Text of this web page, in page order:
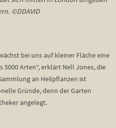
©DDAVID
bei uns auf kleiner Fläche eine
5000 Arten“, erklärt Nell Jones, die
an Heilpflanzen ist
Gründe, denn der Garten
angelegt.